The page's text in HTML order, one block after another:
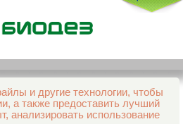
и другие технологии, чтобы
а также предоставить лучший
анализировать использование